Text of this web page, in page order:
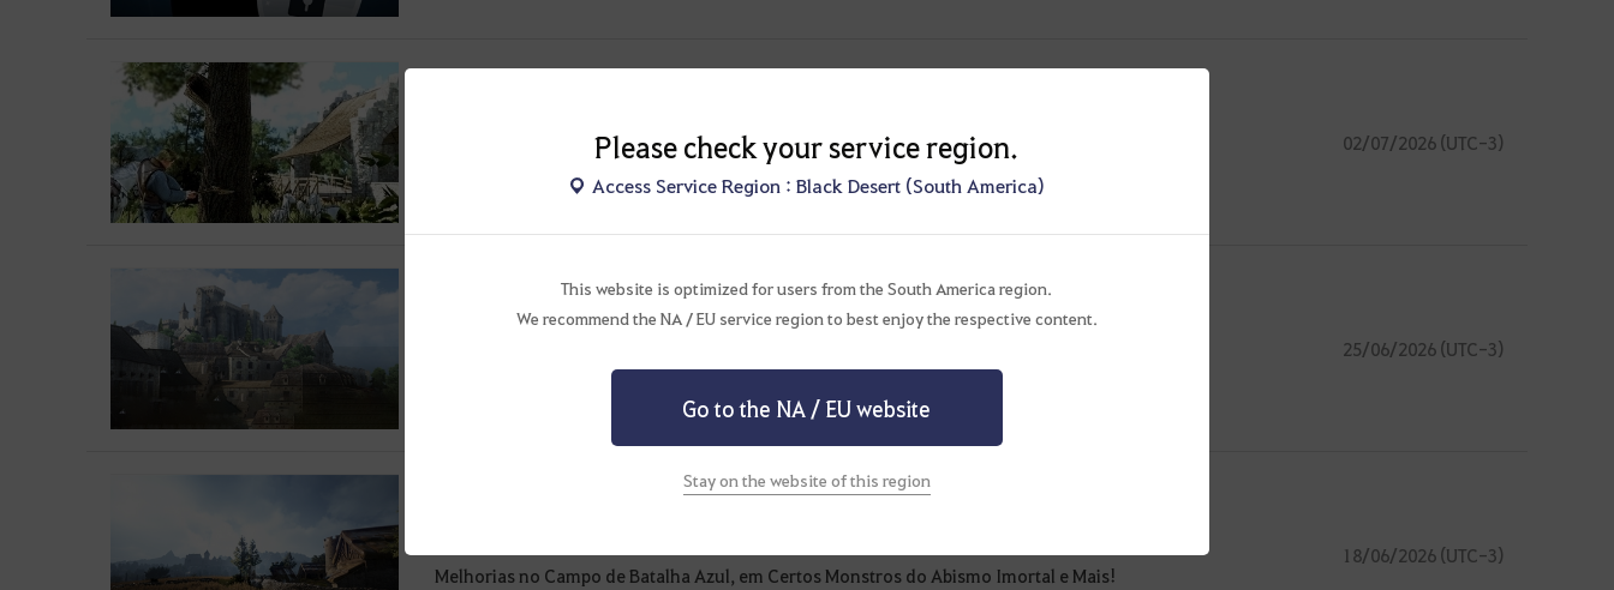
Please check your service region.
Access Service Region : Black Desert (South America)
This website is optimized for users from the South America region.
We recommend the NA / EU service region to best enjoy the respective content.
Go to the NA / EU website
Stay on the website of this region
Notas da Atualização – 02 de Julho de 2026 (qui.) 12 02/07/2026 (UTC-3)
Notas da Atualização – 25 de junho de 2026 (qui.) [1] 10
Melhoria nas Recompensas dos Chefes de Edania e Mais!
25/06/2026 (UTC-3)
Melhorias no Campo de Batalha Azul, em Certos Monstros do Abismo Imortal e Mais!
18/06/2026 (UTC-3)